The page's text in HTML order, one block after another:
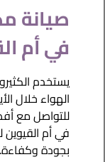
صيانة
في أم
يستخدم
الهواء خلال
للتواصل مع
في أم
بجودة وكفاءة.